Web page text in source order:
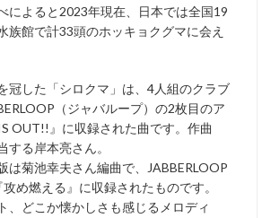
によると2023年現在、日本では全国19
族館で計33頭のホッキョクグマに会え
冠した「シロクマ」は、4人組のクラブ
（ジャバループ）の2枚目のア
OUT!!』に収録された曲です。作曲
する岸本亮さん。
は菊池幸夫さん編曲で、JABBERLOOP
め燃える』に収録されたものです。
、どこか懐かしさも感じるメロディ